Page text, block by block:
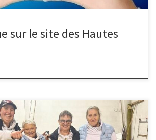
sur le site des Hautes